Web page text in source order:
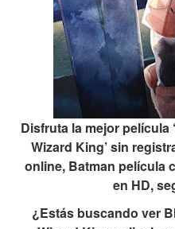
Disfruta la mejor película
Wizard King’ sin
online, Batman película
en HD,
¿Estás buscando ver